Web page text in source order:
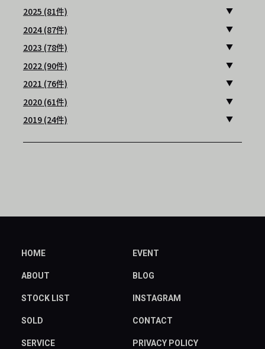
2025 (81件)
2024 (87件)
2023 (78件)
2022 (90件)
2021 (76件)
2020 (61件)
2019 (24件)
HOME
ABOUT
STOCK LIST
SOLD
SERVICE
EVENT
BLOG
INSTAGRAM
CONTACT
PRIVACY POLICY